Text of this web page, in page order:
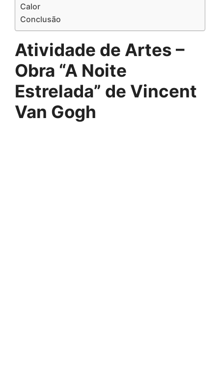
Calor
Conclusão
Atividade de Artes –
Obra “A Noite
Estrelada” de Vincent
Van Gogh